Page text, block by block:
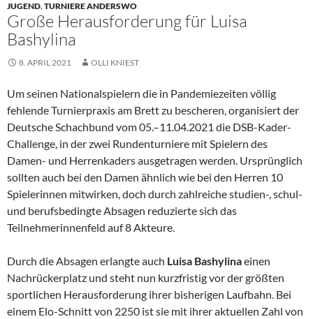
JUGEND,TURNIERE ANDERSWO
Große Herausforderung für Luisa
Bashylina
8. APRIL 2021 OLLI KNIEST
Um seinen Nationalspielern die in Pandemiezeiten völlig
fehlende Turnierpraxis am Brett zu bescheren, organisiert der
Deutsche Schachbund vom 05.–11.04.2021 die DSB-Kader-
Challenge, in der zwei Rundenturniere mit Spielern des
Damen- und Herrenkaders ausgetragen werden. Ursprünglich
sollten auch bei den Damen ähnlich wie bei den Herren 10
Spielerinnen mitwirken, doch durch zahlreiche studien-, schul-
und berufsbedingte Absagen reduzierte sich das
Teilnehmerinnenfeld auf 8 Akteure.
Durch die Absagen erlangte auch Luisa Bashylinaeinen
Nachrückerplatz und steht nun kurzfristig vor der größten
sportlichen Herausforderung ihrer bisherigen Laufbahn. Bei
einem Elo-Schnitt von 2250 ist sie mit ihrer aktuellen Zahl von